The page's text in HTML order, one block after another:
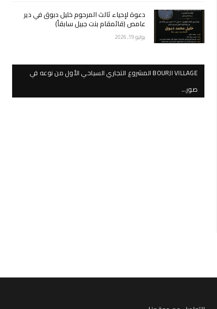
دعوة لإحياء ثالث المرحوم خليل دبوق في دير
عامص (قائمقام بنت جبيل سابقاً)
يوليو 19, 2026
BOURJI VILLAGE المشروع التجاري السياحي الأول من نوعه في
صور…